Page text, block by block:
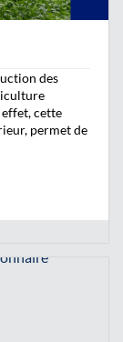
des
cette
permet de